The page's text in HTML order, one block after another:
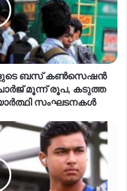
ബസ് കൺസെഷൻ
ചാർജ് മൂന്ന് രൂപ, കടുത്ത
സംഘടനകൾ